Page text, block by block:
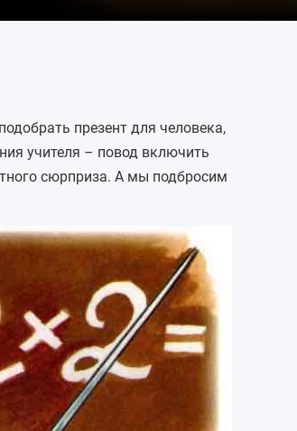
презент для человека,
учителя – повод включить
сюрприза. А мы подбросим